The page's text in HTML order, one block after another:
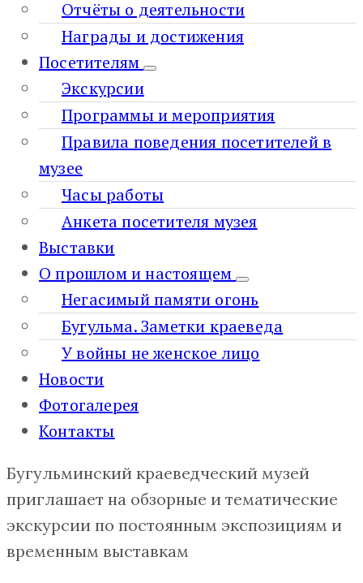
Отчёты о деятельности
Награды и достижения
Посетителям
Экскурсии
Программы и мероприятия
Правила поведения посетителей в
музее
Часы работы
Анкета посетителя музея
Выставки
О прошлом и настоящем
Негасимый памяти огонь
Бугульма. Заметки краеведа
У войны не женское лицо
Новости
Фотогалерея
Контакты
Бугульминский краеведческий музей
приглашает на обзорные и тематические
экскурсии по постоянным экспозициям и
временным выставкам